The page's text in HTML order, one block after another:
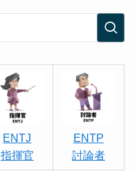
ENTJ
指揮官
ENTP
討論者